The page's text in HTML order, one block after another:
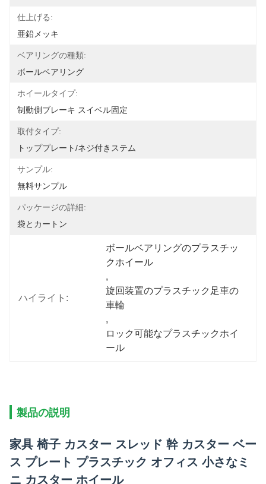
仕上げる:
亜鉛メッキ
ベアリングの種類:
ボールベアリング
ホイールタイプ:
制動側ブレーキ スイベル固定
取付タイプ:
トッププレート/ネジ付きステム
サンプル:
無料サンプル
パッケージの詳細:
袋とカートン
ハイライト:
ボールベアリングのプラスチッ
クホイール
,
旋回装置のプラスチック足車の
車輪
,
ロック可能なプラスチックホイ
ール
製品の説明
家具 椅子 カスター スレッド 幹 カスター ベー
ス プレート プラスチック オフィス 小さなミ
ニ カスター ホイール